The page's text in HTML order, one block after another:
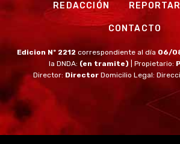
REDACCIÓN
CONTACTO
Edicion Nº 2212 correspondiente al día 06/
la DNDA: (en tramite) | Propietario:
Director: Director Domicilio Legal: